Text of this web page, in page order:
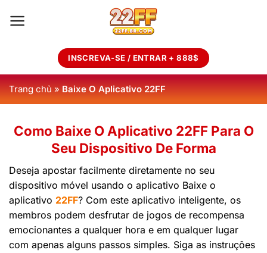
INSCREVA-SE / ENTRAR + 888$
Trang chủ»Baixe O Aplicativo 22FF
Como Baixe O Aplicativo 22FF Para O
Seu Dispositivo De Forma
Deseja apostar facilmente diretamente no seu
dispositivo móvel usando o aplicativo Baixe o
aplicativo 22FF? Com ​​este aplicativo inteligente, os
membros podem desfrutar de jogos de recompensa
emocionantes a qualquer hora e em qualquer lugar
com apenas alguns passos simples. Siga as instruções